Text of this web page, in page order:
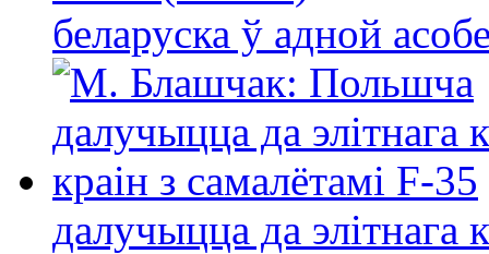
беларуска ў адной
далучыцца да элітнага